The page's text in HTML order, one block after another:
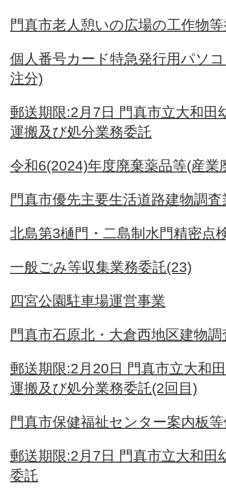
門真市老人憩いの広場の工作物
個人番号カード特急発行用パソ
注分)
郵送期限:2月7日 門真市立大和田
運搬及び処分業務委託
令和6(2024)年度廃棄薬品等(産業
門真市優先主要生活道路建物調
北島第3樋門・二島制水門精密点
一般ごみ等収集業務委託(23)
四宮公園駐車場運営事業
門真市石原北・大倉西地区建物
郵送期限:2月20日 門真市立大和
運搬及び処分業務委託(2回目)
門真市保健福祉センター案内板
郵送期限:2月7日 門真市立大和田
委託